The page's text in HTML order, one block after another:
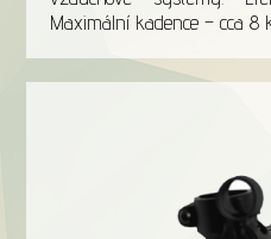
Maximální kadence – cca 8